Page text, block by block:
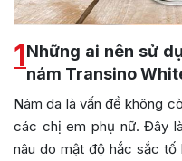
1Những ai nên sử
nám Transino
Nám da là vấn đề không
các chị em phụ nữ. Đây
nâu do mật độ hắc sắc tố